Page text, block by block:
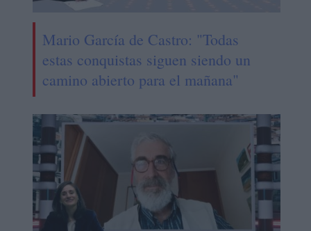
Mario García de Castro: "Todas
estas conquistas siguen siendo un
camino abierto para el mañana"